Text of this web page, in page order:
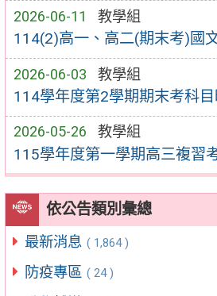
2026-06-11 教學組
114(2)高一、高二(期末考)國
2026-06-03 教學組
114學年度第2學期期末考科
2026-05-26 教學組
115學年度第一學期高三複習
依公告類別彙總
最新消息 ( 1,864 )
防疫專區 ( 24 )